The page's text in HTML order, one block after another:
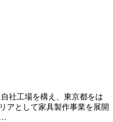
社工場を構え、東京都をは
アとして家具製作事業を展開
…